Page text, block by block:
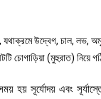
যথাক্রমে উদ্বেগ, চাল, লভ,
চোগাড়িয়া (মুহুরাত) নিয়ে
হয় সূর্যোদয় এবং